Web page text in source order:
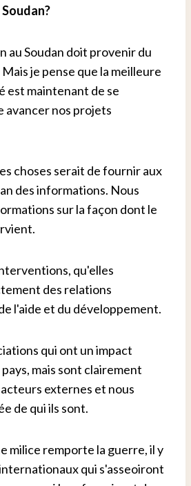
au Soudan doit provenir du
je pense que la meilleure
est maintenant de se
nos projets
choses serait de fournir aux
des informations. Nous
sur la façon dont le
qu'elles
des relations
l'aide et du développement.
qui ont un impact
mais sont clairement
externes et nous
de qui ils sont.
milice remporte la guerre, il y
qui s'asseoiront